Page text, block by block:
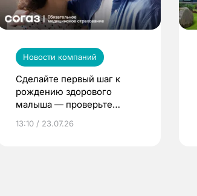
Новости компаний
Сделайте первый шаг к
рождению здорового
малыша — проверьте
по ОМС!
13:10 / 23.07.26